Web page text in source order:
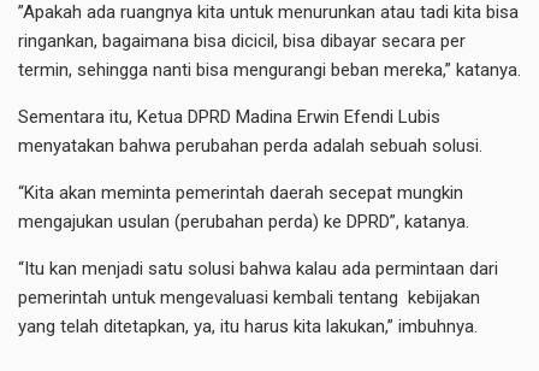
​”Apakah ada ruangnya kita untuk menurunkan atau tadi kita bisa
ringankan, bagaimana bisa dicicil, bisa dibayar secara per
termin, sehingga nanti bisa mengurangi beban mereka,” katanya.
Sementara itu, Ketua DPRD Madina Erwin Efendi Lubis
menyatakan bahwa perubahan perda adalah sebuah solusi.
“Kita akan meminta pemerintah daerah secepat mungkin
mengajukan usulan (perubahan perda) ke DPRD”, katanya.
“​Itu kan menjadi satu solusi bahwa kalau ada permintaan dari
pemerintah untuk mengevaluasi kembali tentang kebijakan
yang telah ditetapkan, ya, itu harus kita lakukan,” imbuhnya.